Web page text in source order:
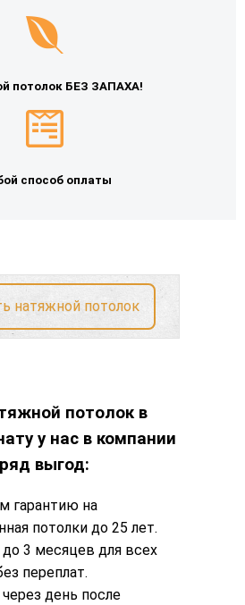
потолок БЕЗ ЗАПАХА!
способ оплаты
натяжной потолок
потолок в
у нас в компании
выгод:
гарантию на
потолки до 25 лет.
3 месяцев для всех
переплат.
день после